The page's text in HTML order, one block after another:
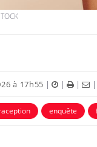
à 17h55 | | |
enquête
: